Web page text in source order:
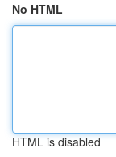
No HTML
HTML is disabled